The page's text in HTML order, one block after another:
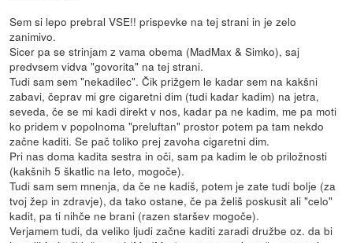
Sem si lepo prebral VSE!! prispevke na tej strani in je zelo
zanimivo.
Sicer pa se strinjam z vama obema (MadMax & Simko), saj
predvsem vidva "govorita" na tej strani.
Tudi sam sem "nekadilec". Čik prižgem le kadar sem na kakšni
zabavi, čeprav mi gre cigaretni dim (tudi kadar kadim) na jetra,
seveda, če se mi kadi direkt v nos, kadar pa ne kadim, me pa moti
ko pridem v popolnoma "preluftan" prostor potem pa tam nekdo
začne kaditi. Se pač toliko prej zavoha cigaretni dim.
Pri nas doma kadita sestra in oči, sam pa kadim le ob priložnosti
(kakšnih 5 škatlic na leto, mogoče).
Tudi sam sem mnenja, da če ne kadiš, potem je zate tudi bolje (za
tvoj žep in zdravje), da tako ostane, če pa želiš poskusit ali "celo"
kadit, pa ti nihče ne brani (razen staršev mogoče).
Verjamem tudi, da veliko ljudi začne kaditi zaradi družbe oz. da bi